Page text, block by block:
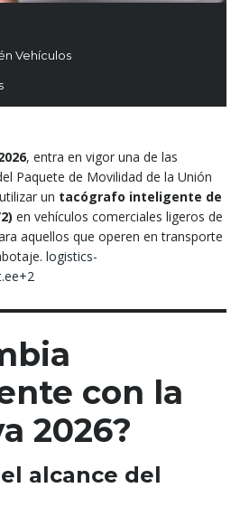
Vehículos
, entra en vigor una de las
Paquete de Movilidad de la Unión
un tacógrafo inteligente de
en vehículos comerciales ligeros de
aquellos que operen en transporte
logistics-
con la
2026?
alcance del